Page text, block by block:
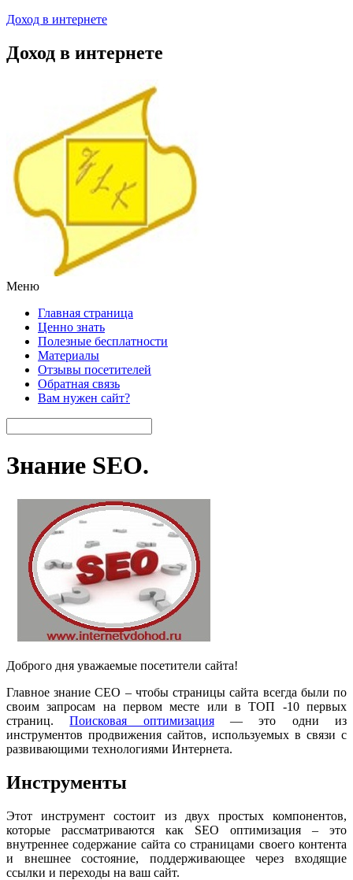
Доход в интернете
Доход в интернете
Меню
Главная страница
Ценно знать
Полезные бесплатности
Материалы
Отзывы посетителей
Обратная связь
Вам нужен сайт?
Знание SEO.
Доброго дня уважаемые посетители сайта!
Главное знание СЕО – чтобы страницы сайта всегда были по
своим запросам на первом месте или в ТОП -10 первых
страниц.Поисковая оптимизация— это одни из
инструментов продвижения сайтов, используемых в связи с
развивающими технологиями Интернета.
Инструменты
Этот инструмент состоит из двух простых компонентов,
которые рассматриваются как SEO оптимизация – это
внутреннее содержание сайта со страницами своего контента
и внешнее состояние, поддерживающее через входящие
ссылки и переходы на ваш сайт.